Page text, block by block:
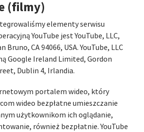
(filmy)
elementy serwisu
YouTube jest YouTube, LLC,
Bruno, CA 94066, USA. YouTube, LLC
Google Ireland Limited, Gordon
Dublin 4, Irlandia.
portalem wideo, który
wideo bezpłatne umieszczanie
użytkownikom ich oglądanie,
również bezpłatnie. YouTube